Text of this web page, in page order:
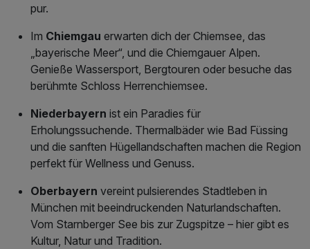
pur.
Im Chiemgau erwarten dich der Chiemsee, das
„bayerische Meer“, und die Chiemgauer Alpen.
Genieße Wassersport, Bergtouren oder besuche das
berühmte Schloss Herrenchiemsee.
Niederbayern ist ein Paradies für
Erholungssuchende. Thermalbäder wie Bad Füssing
und die sanften Hügellandschaften machen die Region
perfekt für Wellness und Genuss.
Oberbayern vereint pulsierendes Stadtleben in
München mit beeindruckenden Naturlandschaften.
Vom Starnberger See bis zur Zugspitze – hier gibt es
Kultur, Natur und Tradition.